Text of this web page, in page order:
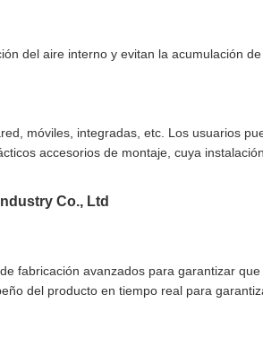
del aire interno y evitan la acumulación
móviles, integradas, etc. Los usuarios
accesorios de montaje, cuya
Co., Ltd
fabricación avanzados para garantizar
del producto en tiempo real para